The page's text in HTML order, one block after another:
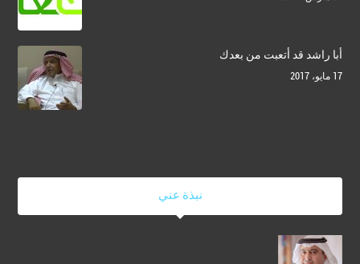
أبا راشد قد أتعبت من بعدك
17 مايو، 2017
نبذة عني